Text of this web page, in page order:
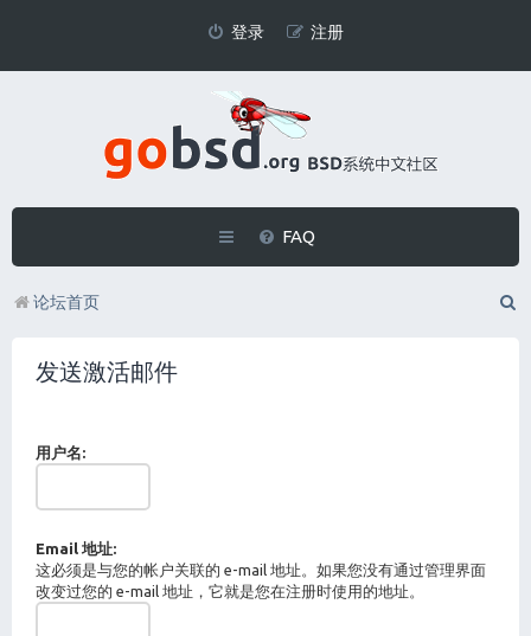
登录 注册
FAQ
论坛首页
发送激活邮件
用户名:
Email 地址:
这必须是与您的帐户关联的 e-mail 地址。如果您没有通过管理界面
改变过您的 e-mail 地址，它就是您在注册时使用的地址。